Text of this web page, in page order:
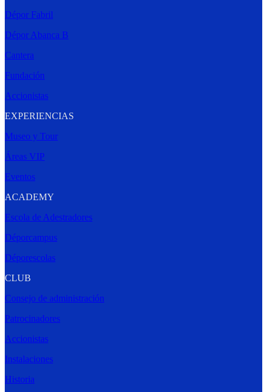
Dépor Fabril
Dépor Abanca B
Cantera
Fundación
Accionistas
EXPERIENCIAS
Museo y Tour
Áreas VIP
Eventos
ACADEMY
Escola de Adestradores
Déporcampus
Déporescolas
CLUB
Consejo de administración
Patrocinadores
Accionistas
Instalaciones
Historia